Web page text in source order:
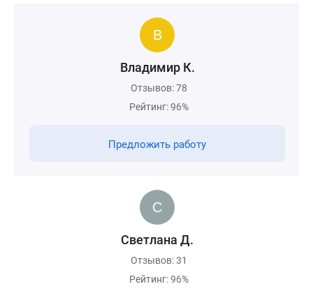
Владимир К.
Отзывов: 78
Рейтинг: 96%
Предложить работу
Светлана Д.
Отзывов: 31
Рейтинг: 96%